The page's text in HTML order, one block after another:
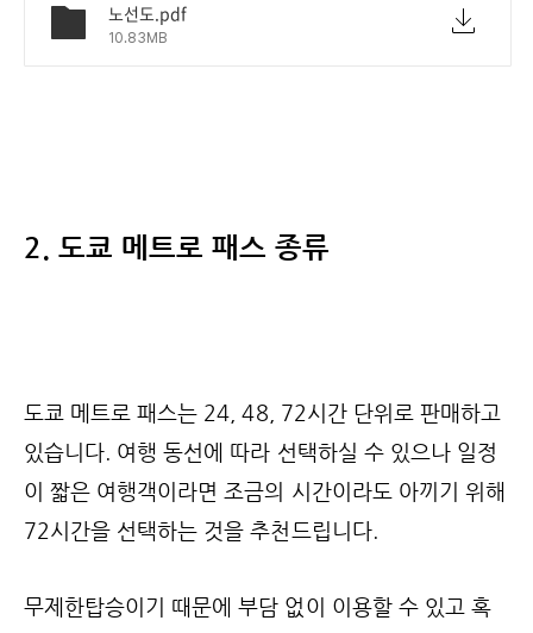
노선도.pdf
10.83MB
2. 도쿄 메트로 패스 종류
도쿄 메트로 패스는 24, 48, 72시간 단위로 판매하고
있습니다. 여행 동선에 따라 선택하실 수 있으나 일정
이 짧은 여행객이라면 조금의 시간이라도 아끼기 위해
72시간을 선택하는 것을 추천드립니다.
무제한탑승이기 때문에 부담 없이 이용할 수 있고 혹